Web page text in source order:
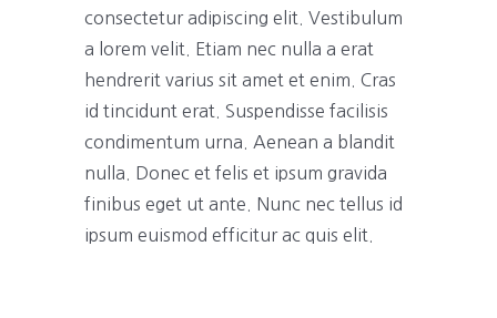
consectetur adipiscing elit. Vestibulum
a lorem velit. Etiam nec nulla a erat
hendrerit varius sit amet et enim. Cras
id tincidunt erat. Suspendisse facilisis
condimentum urna. Aenean a blandit
nulla. Donec et felis et ipsum gravida
finibus eget ut ante. Nunc nec tellus id
ipsum euismod efficitur ac quis elit.